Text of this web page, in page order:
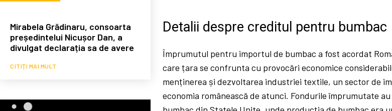
Mirabela Grădinaru, consoarta
președintelui Nicușor Dan, a
divulgat declarația sa de avere
CITIȚI MAI MULT
Detalii despre creditul pentru bumbac
Împrumutul pentru importul de bumbac a fost acordat
care țara se confrunta cu provocări economice
menținerea și dezvoltarea industriei textile, un sector de
economia românească de atunci. Fondurile împrumutate